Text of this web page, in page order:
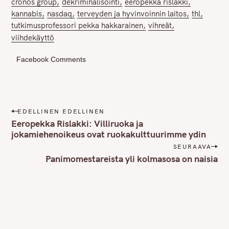
cronos group dekriminalisointi eeropekka rislakki
kannabis nasdaq terveyden ja hyvinvoinnin laitos thl
tutkimusprofessori pekka hakkarainen vihreät
viihdekäyttö
Facebook Comments
P
o
s
EDELLINEN EDELLINEN
Eeropekka Rislakki: Villiruoka ja
jokamiehenoikeus ovat ruokakulttuurimme ydin
SEURAAVA
Panimomestareista yli kolmasosa on naisia